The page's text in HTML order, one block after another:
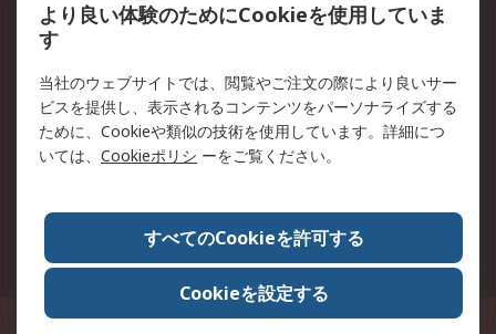
クッキーポリシー
RSについて
会社概要
採用情報
プレスリリース＆お知ら
コーポレートサイト
全世界のRS
RSの歴史
ESGへの取り組み（英語）
認証について
〒240-0005 神奈川県横浜市保土ヶ谷区神戸町134番地 横浜ビジネスパーク ウ
より良い体験のためにCookieを使用していま
す
当社のウェブサイトでは、閲覧やご注文の際により良いサー
ビスを提供し、表示されるコンテンツをパーソナライズする
ために、Cookieや類似の技術を使用しています。詳細につ
いては、 Cookieポリシ ーをご覧ください。
すべてのCookieを許可する
Cookieを設定する